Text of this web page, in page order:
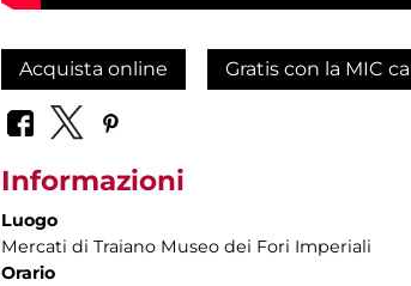
Acquista online Gratis con la MIC
Informazioni
Luogo
Mercati di Traiano Museo dei Fori Imperiali
Orario